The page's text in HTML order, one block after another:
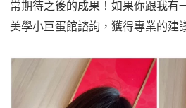
常期待之後的成果！如果你跟我有
美學小巨蛋館諮詢，獲得專業的建